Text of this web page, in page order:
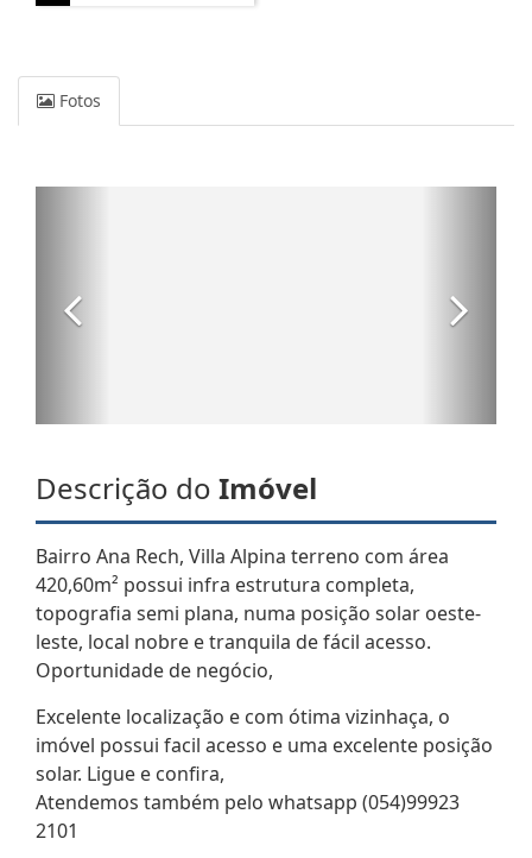
Fotos
Descrição do Imóvel
Bairro Ana Rech, Villa Alpina terreno com área
420,60m² possui infra estrutura completa,
topografia semi plana, numa posição solar oeste-
leste, local nobre e tranquila de fácil acesso.
Oportunidade de negócio,
Excelente localização e com ótima vizinhaça, o
imóvel possui facil acesso e uma excelente posição
solar. Ligue e confira,
Atendemos também pelo whatsapp (054)99923
2101